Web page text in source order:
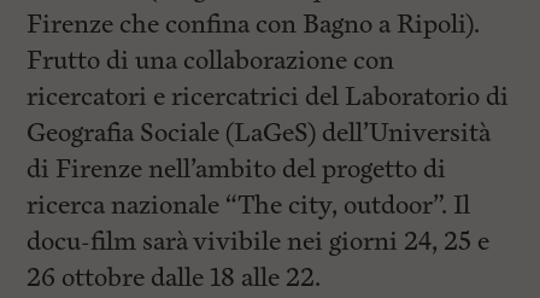
Firenze che confina con Bagno a Ripoli).
Frutto di una collaborazione con
ricercatori e ricercatrici del Laboratorio di
Geografia Sociale (LaGeS) dell’Università
di Firenze nell’ambito del progetto di
ricerca nazionale “The city, outdoor”. Il
docu-film sarà vivibile nei giorni 24, 25 e
26 ottobre dalle 18 alle 22.